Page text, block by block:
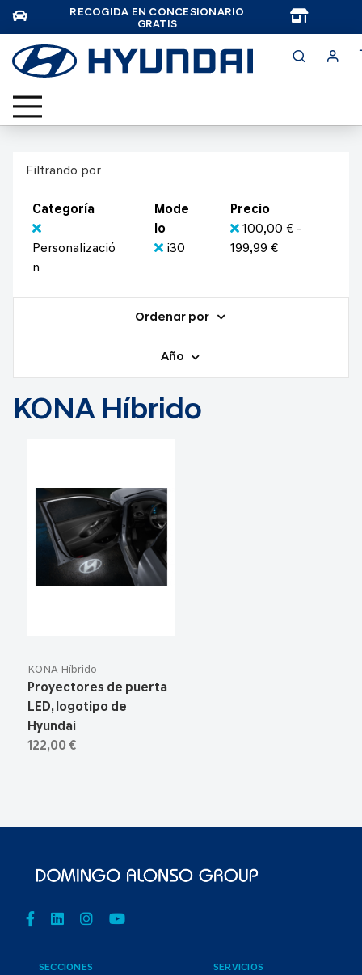
RECOGIDA EN CONCESIONARIO
GRATIS
Filtrando por
Categoría
Personalizació
n
Mode
lo
i30
Precio
100,00 € -
199,99 €
Ordenar por
Año
KONA Híbrido
KONA Híbrido
Proyectores de puerta
LED, logotipo de
Hyundai
122,00 €
SECCIONES SERVICIOS